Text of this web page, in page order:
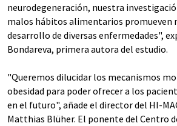
neurodegeneración, nuestra
malos hábitos alimentarios promueven
desarrollo de diversas enfermedades",
Bondareva, primera autora del estudio.
"Queremos dilucidar los mecanismos
obesidad para poder ofrecer a los
en el futuro", añade el director del HI-
Matthias Blüher. El ponente del Centro